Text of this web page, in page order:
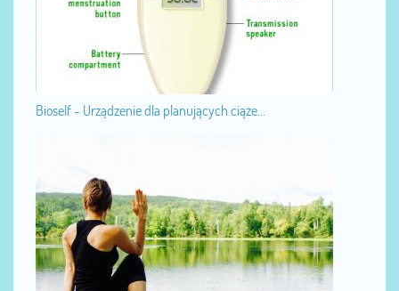
Bioself - Urządzenie dla planujących ciąże...